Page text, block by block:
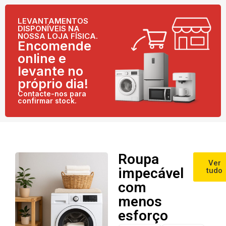
LEVANTAMENTOS
DISPONÍVEIS NA
NOSSA LOJA FÍSICA.
Encomende
online e
levante no
próprio dia!
Contacte-nos para
confirmar stock.
Roupa
impecável
com
menos
esforço
Ver
tudo